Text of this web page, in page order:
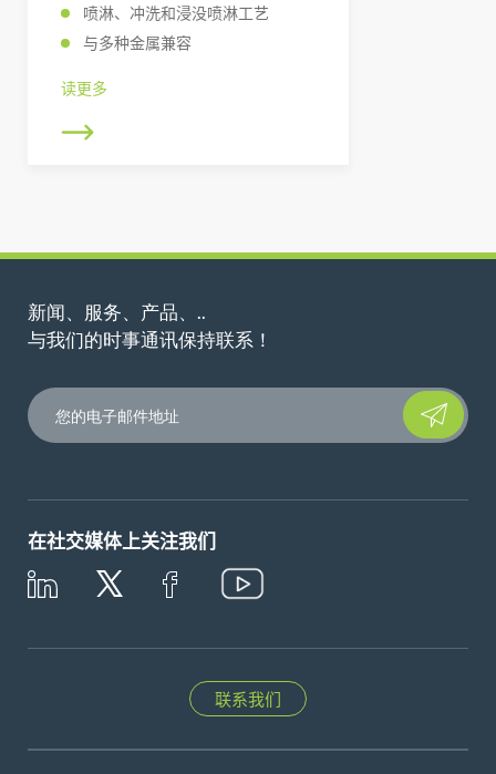
喷淋、冲洗和浸没喷淋工艺
与多种金属兼容
读更多
新闻、服务、产品、..
与我们的时事通讯保持联系！
Please
在社交媒体上关注我们
联系我们